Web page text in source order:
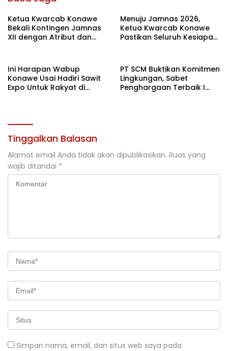
Ketua Kwarcab Konawe
Bekali Kontingen Jamnas
XII dengan Atribut dan
Menuju Jamnas 2026,
Ketua Kwarcab Konawe
Pastikan Seluruh Kesiapan
Ini Harapan Wabup
Konawe Usai Hadiri Sawit
Expo Untuk Rakyat di
PT SCM Buktikan Komitmen
Lingkungan, Sabet
Penghargaan Terbaik I
Tinggalkan Balasan
Alamat email Anda tidak akan dipublikasikan. Ruas yang
wajib ditandai *
Simpan nama, email, dan situs web saya pada